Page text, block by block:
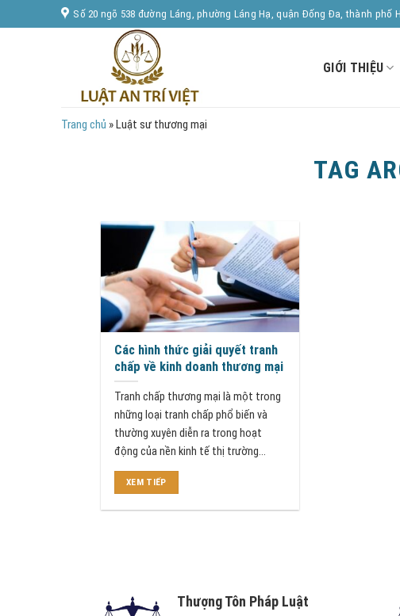
to
Số 20 ngõ 538 đường Láng, phường Láng Hạ, quận Đống Đa, thành phố
GIỚI THIỆU
Trang chủ »Luật sư thương mại
TAG
Các hình thức giải quyết tranh
chấp về kinh doanh thương mại
Tranh chấp thương mại là một trong
những loại tranh chấp phổ biến và
thường xuyên diễn ra trong hoạt
động của nền kinh tế thị trường...
XEM TIẾP
Thượng Tôn Pháp Luật